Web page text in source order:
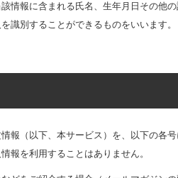
情報に含まれる氏名、生年月日その他
識別することができるものをいいます。
報（以下、本サービス）を、以下の各
報を利用することはありません。